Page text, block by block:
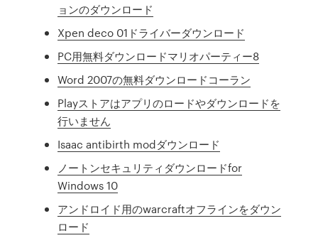
ョンのダウンロード
Xpen deco 01ドライバーダウンロード
PC用無料ダウンロードマリオパーティー8
Word 2007の無料ダウンロードコーラン
Playストアはアプリのロードやダウンロードを
行いません
Isaac antibirth modダウンロード
ノートンセキュリティダウンロードfor
Windows 10
アンドロイド用のwarcraftオフラインをダウン
ロード